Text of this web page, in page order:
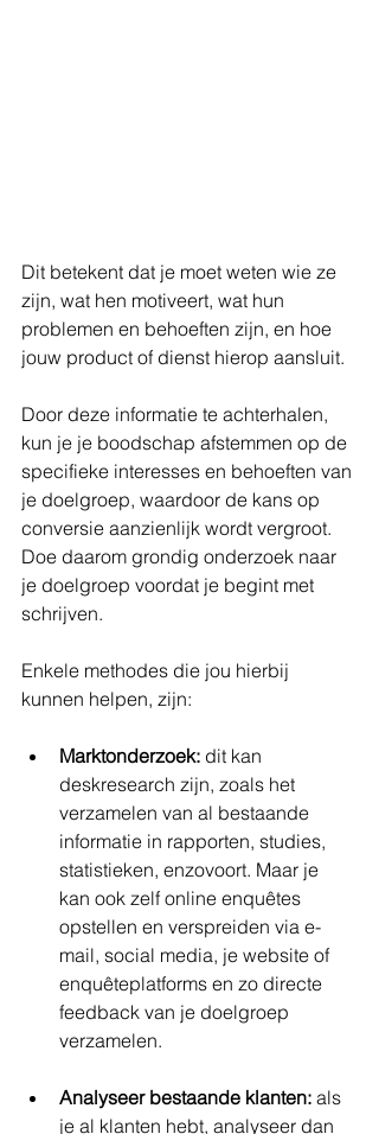
Dit betekent dat je moet weten wie ze
zijn, wat hen motiveert, wat hun
problemen en behoeften zijn, en hoe
jouw product of dienst hierop aansluit.
Door deze informatie te achterhalen,
kun je je boodschap afstemmen op de
specifieke interesses en behoeften van
je doelgroep, waardoor de kans op
conversie aanzienlijk wordt vergroot.
Doe daarom grondig onderzoek naar
je doelgroep voordat je begint met
schrijven.
Enkele methodes die jou hierbij
kunnen helpen, zijn:
Marktonderzoek: dit kan
deskresearch zijn, zoals het
verzamelen van al bestaande
informatie in rapporten, studies,
statistieken, enzovoort. Maar je
kan ook zelf online enquêtes
opstellen en verspreiden via e-
mail, social media, je website of
enquêteplatforms en zo directe
feedback van je doelgroep
verzamelen.
Analyseer bestaande klanten: als
je al klanten hebt, analyseer dan